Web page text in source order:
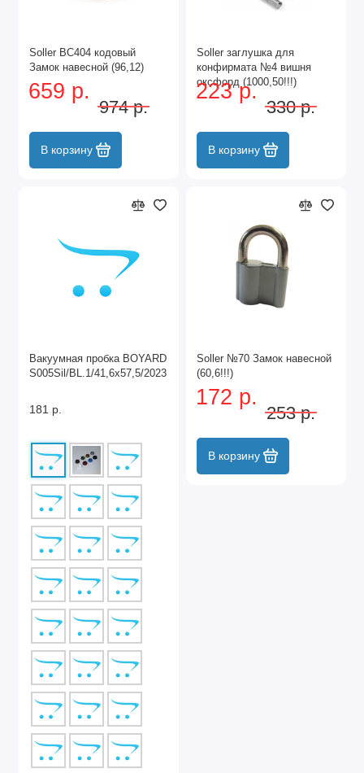
Soller ВС404 кодовый
Замок навесной (96,12)
659 р.
974 р.
В корзину
Soller заглушка для
конфирмата №4 вишня
оксфорд (1000,50!!!)
223 р.
330 р.
В корзину
Вакуумная пробка BOYARD
S005Sil/BL.1/41,6х57,5/2023
181 р.
Soller №70 Замок навесной
(60,6!!!)
172 р.
253 р.
В корзину